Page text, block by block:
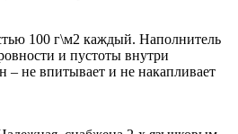
100 г\м2 каждый. Наполнитель
и пустоты внутри
– не впитывает и не накапливает